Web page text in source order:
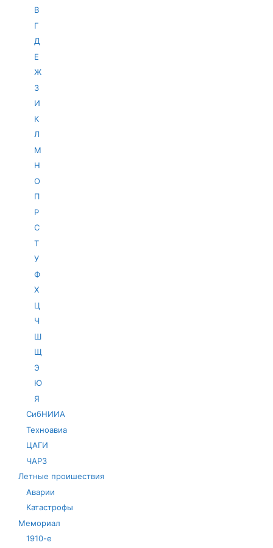
В
Г
Д
Е
Ж
З
И
К
Л
М
Н
О
П
Р
С
Т
У
Ф
Х
Ц
Ч
Ш
Щ
Э
Ю
Я
СибНИИА
Техноавиа
ЦАГИ
ЧАРЗ
Летные проишествия
Аварии
Катастрофы
Мемориал
1910-е